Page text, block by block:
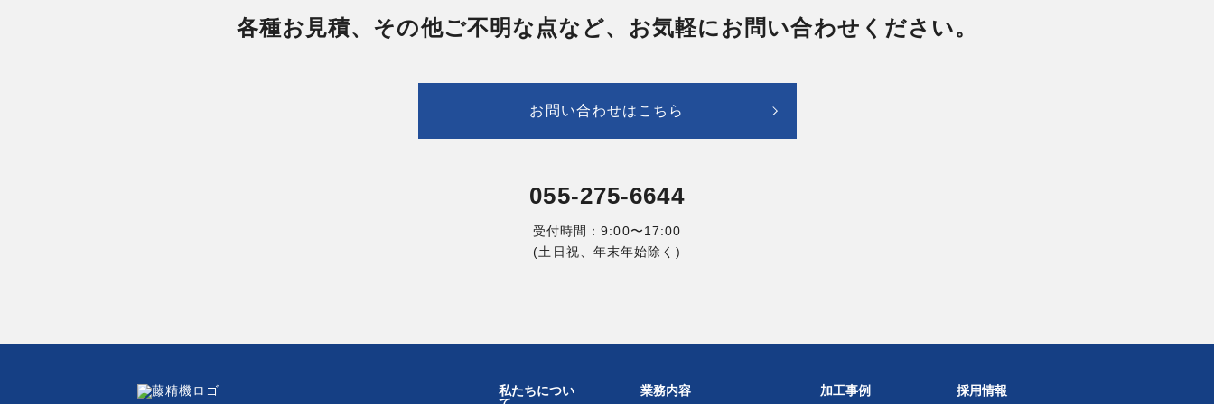
各種お見積、その他ご不明な点など、お気軽にお問い合わせください。
お問い合わせはこちら
055-275-6644
受付時間：9:00〜17:00
(土日祝、年末年始除く)
私たちについ
業務内容 加工事例 採用情報